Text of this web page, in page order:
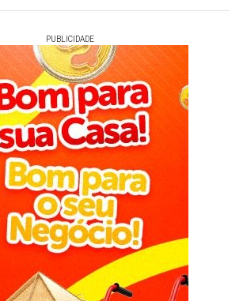
PUBLICIDADE